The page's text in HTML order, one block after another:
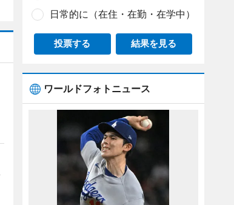
日常的に（在住・在勤・在学中）
投票する 結果を見る
ワールドフォトニュース